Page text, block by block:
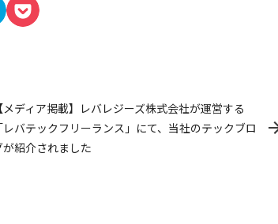
メディア掲載】レバレジーズ株式会社が運営する
レバテックフリーランス」にて、当社のテックブロ
が紹介されました